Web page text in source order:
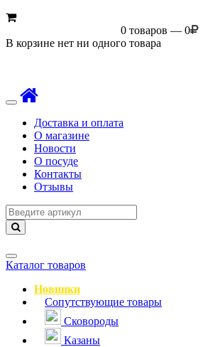
0 товаров — 0
В корзине нет ни одного товара
Toggle
navigationДоставка и оплата
О магазине
Новости
О посуде
Контакты
Отзывы
Навигация
Каталог товаров
Новинки
Сопутствующие товары
Сковороды
Казаны